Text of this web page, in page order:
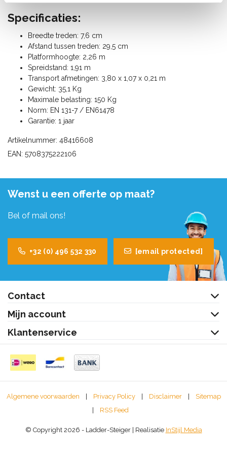
Specificaties:
Breedte treden: 7,6 cm
Afstand tussen treden: 29,5 cm
Platformhoogte: 2,26 m
Spreidstand: 1,91 m
Transport afmetingen: 3,80 x 1,07 x 0,21 m
Gewicht: 35,1 Kg
Maximale belasting: 150 Kg
Norm: EN 131-7 / EN61478
Garantie: 1 jaar
Artikelnummer: 48416608
EAN: 5708375222106
Wenst u een offerte op maat?
Bel of mail ons!
+32 (0) 496 532 330 [email protected]
Contact
Mijn account
Klantenservice
Algemene voorwaarden | Privacy Policy | Disclaimer |
Sitemap
|
RSS Feed
© Copyright 2026 - Ladder-Steiger | Realisatie InStijl Media